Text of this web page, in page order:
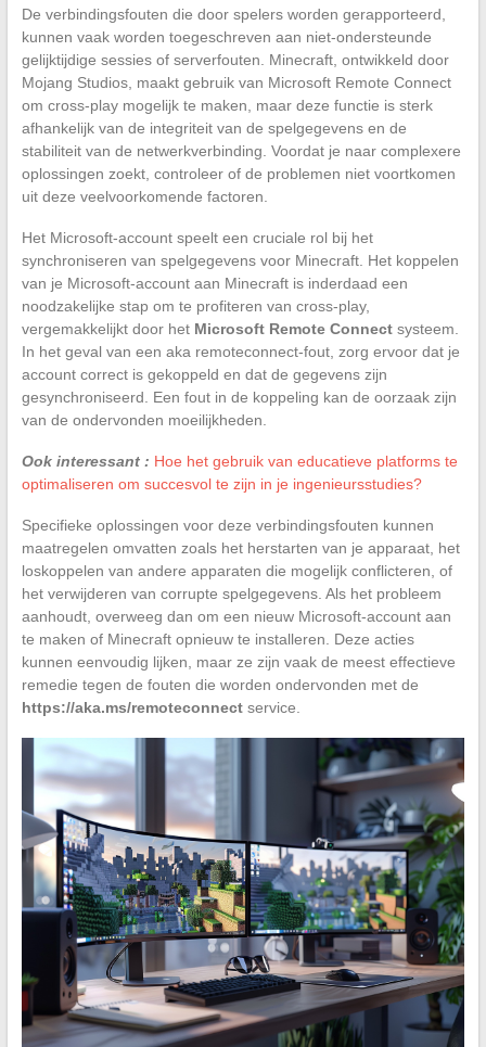
De verbindingsfouten die door spelers worden gerapporteerd,
kunnen vaak worden toegeschreven aan niet-ondersteunde
gelijktijdige sessies of serverfouten. Minecraft, ontwikkeld door
Mojang Studios, maakt gebruik van Microsoft Remote Connect
om cross-play mogelijk te maken, maar deze functie is sterk
afhankelijk van de integriteit van de spelgegevens en de
stabiliteit van de netwerkverbinding. Voordat je naar complexere
oplossingen zoekt, controleer of de problemen niet voortkomen
uit deze veelvoorkomende factoren.
Het Microsoft-account speelt een cruciale rol bij het
synchroniseren van spelgegevens voor Minecraft. Het koppelen
van je Microsoft-account aan Minecraft is inderdaad een
noodzakelijke stap om te profiteren van cross-play,
vergemakkelijkt door het Microsoft Remote Connectsysteem.
In het geval van een aka remoteconnect-fout, zorg ervoor dat je
account correct is gekoppeld en dat de gegevens zijn
gesynchroniseerd. Een fout in de koppeling kan de oorzaak zijn
van de ondervonden moeilijkheden.
Ook interessant : Hoe het gebruik van educatieve platforms te
optimaliseren om succesvol te zijn in je ingenieursstudies?
Specifieke oplossingen voor deze verbindingsfouten kunnen
maatregelen omvatten zoals het herstarten van je apparaat, het
loskoppelen van andere apparaten die mogelijk conflicteren, of
het verwijderen van corrupte spelgegevens. Als het probleem
aanhoudt, overweeg dan om een nieuw Microsoft-account aan
te maken of Minecraft opnieuw te installeren. Deze acties
kunnen eenvoudig lijken, maar ze zijn vaak de meest effectieve
remedie tegen de fouten die worden ondervonden met de
https://aka.ms/remoteconnectservice.